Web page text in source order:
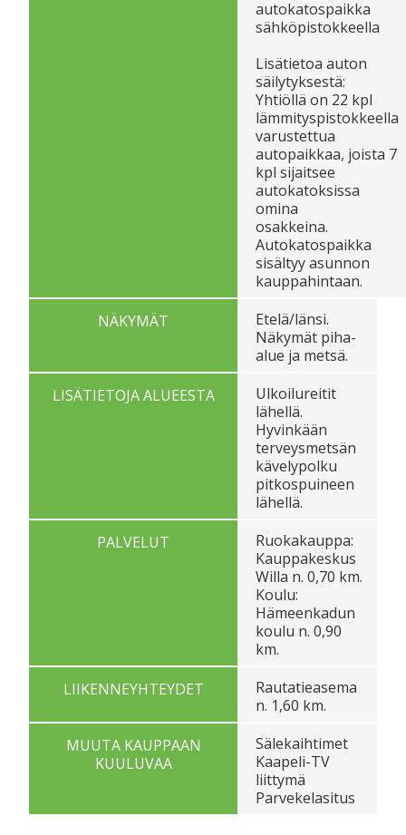
autokatospaikka
sähköpistokkeella
Lisätietoa auton
säilytyksestä:
Yhtiöllä on 22 kpl
lämmityspistokkeella
varustettua
autopaikkaa, joista 7
kpl sijaitsee
autokatoksissa
omina
osakkeina.
Autokatospaikka
sisältyy asunnon
kauppahintaan.
NÄKYMÄT
Etelä/länsi.
Näkymät piha-
alue ja metsä.
LISÄTIETOJA ALUEESTA
Ulkoilureitit
lähellä.
Hyvinkään
terveysmetsän
kävelypolku
pitkospuineen
lähellä.
PALVELUT
Ruokakauppa:
Kauppakeskus
Willa n. 0,70 km.
Koulu:
Hämeenkadun
koulu n. 0,90
km.
LIIKENNEYHTEYDET
Rautatieasema
n. 1,60 km.
MUUTA KAUPPAAN
KUULUVAA
Sälekaihtimet
Kaapeli-TV
liittymä
Parvekelasitus